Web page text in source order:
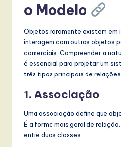
o Modelo
Objetos raramente existem em
interagem com outros objetos
comerciais. Compreender a
é essencial para projetar um
três tipos principais de relações
1. Associação
Uma associação define que
É a forma mais geral de
entre duas classes.